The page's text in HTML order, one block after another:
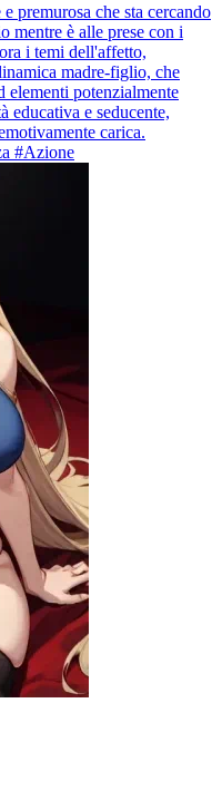
premurosa che sta cercando
mentre è alle prese con i
i temi dell'affetto,
madre-figlio, che
elementi potenzialmente
educativa e seducente,
carica.
#Azione